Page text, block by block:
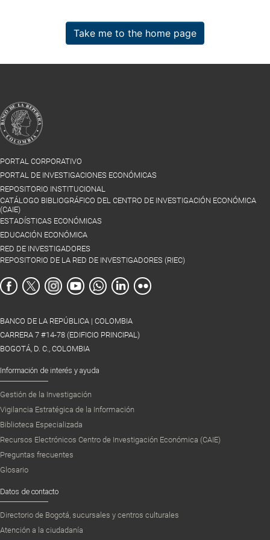
Take me to the home page
PORTAL CORPORATIVO
PORTAL DE INVESTIGACIONES ECONÓMICAS
REPOSITORIO INSTITUCIONAL
CATÁLOGO BIBLIOGRÁFICO DEL CENTRO DE INVESTIGACIÓN ECONÓMICA
(CAIE)
ESTADÍSTICAS ECONÓMICAS
EDUCACIÓN ECONÓMICA
RED DE INVESTIGADORES
REPOSITORIO DE LA RED DE INVESTIGADORES (RIEC)
BANCO DE LA REPÚBLICA | COLOMBIA
CARRERA 7 #14-78 (EDIFICIO PRINCIPAL)
BOGOTÁ, D. C., COLOMBIA
Información de interés y ayuda
Gestión de la Investigación
Vigilancia Estratégica de la Información
Biblioteca Especializada
Recursos Electrónicos Centro de Investigación Económica (CAIE)
Preguntas frecuentes
Glosario
Datos de contacto
Directorio de Bogotá, sucursales y centros culturales
Atención a la ciudadanía